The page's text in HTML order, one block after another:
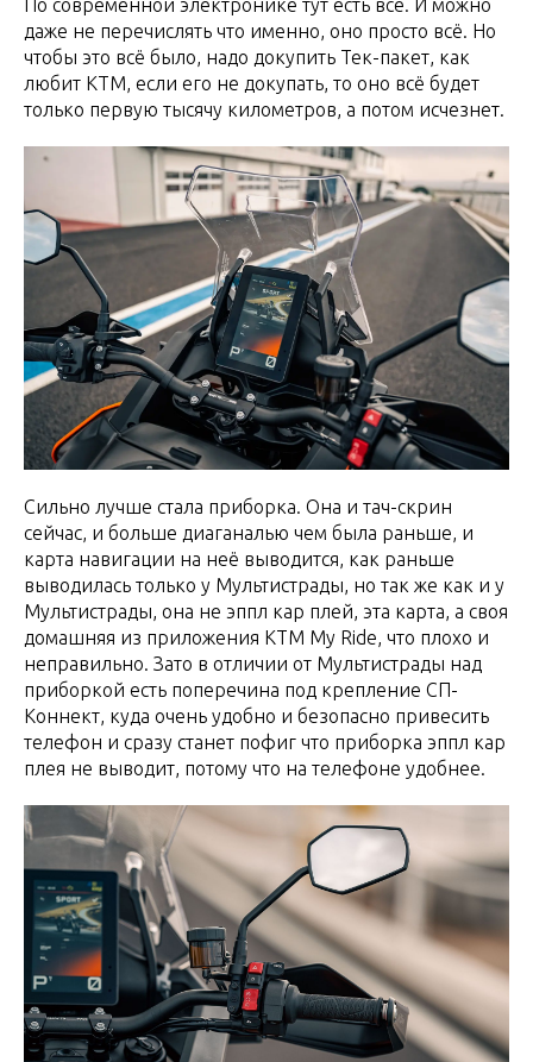
По современной электронике тут есть всё. И можно
даже не перечислять что именно, оно просто всё. Но
чтобы это всё было, надо докупить Тек-пакет, как
любит КТМ, если его не докупать, то оно всё будет
только первую тысячу километров, а потом исчезнет.
Сильно лучше стала приборка. Она и тач-скрин
сейчас, и больше диаганалью чем была раньше, и
карта навигации на неё выводится, как раньше
выводилась только у Мультистрады, но так же как и у
Мультистрады, она не эппл кар плей, эта карта, а своя
домашняя из приложения КТМ My Ride, что плохо и
неправильно. Зато в отличии от Мультистрады над
приборкой есть поперечина под крепление СП-
Коннект, куда очень удобно и безопасно привесить
телефон и сразу станет пофиг что приборка эппл кар
плея не выводит, потому что на телефоне удобнее.